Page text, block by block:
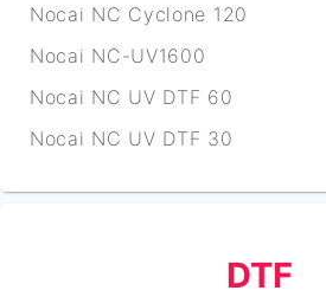
Nocai NC Cyclone 120
Nocai NC-UV1600
Nocai NC UV DTF 60
Nocai NC UV DTF 30
DTF